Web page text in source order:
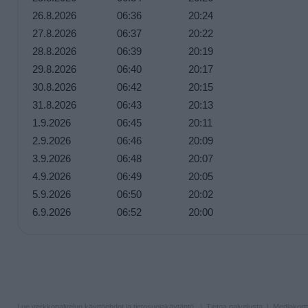
26.8.2026
06:36
20:24
27.8.2026
06:37
20:22
28.8.2026
06:39
20:19
29.8.2026
06:40
20:17
30.8.2026
06:42
20:15
31.8.2026
06:43
20:13
1.9.2026
06:45
20:11
2.9.2026
06:46
20:09
3.9.2026
06:48
20:07
4.9.2026
06:49
20:05
5.9.2026
06:50
20:02
6.9.2026
06:52 20:00